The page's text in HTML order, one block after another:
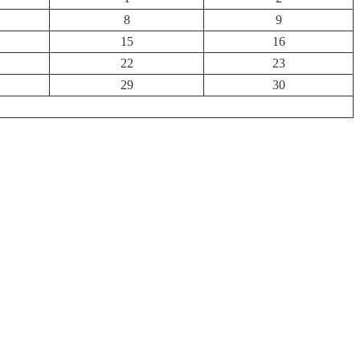
8
9
15
16
22
23
29
30